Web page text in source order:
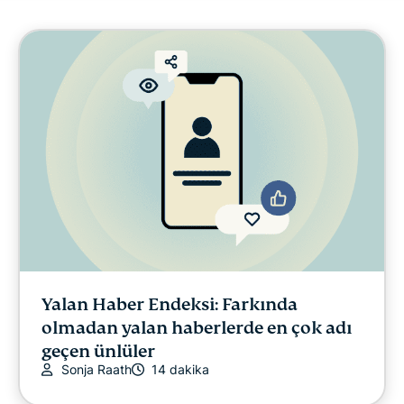
Siber güvenlik
Dijital özgürlük
ExpressVPN for Teams
ExpressVPN Haberleri
Öne Çıkanlar
EN YENİ
Online güvenlik
Gizlilik
Yalan Haber Endeksi: Farkında
olmadan yalan haberlerde en çok adı
geçen ünlüler
Sonja Raath 14 dakika